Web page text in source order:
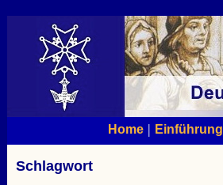
Home| Einführung
Schlagwort